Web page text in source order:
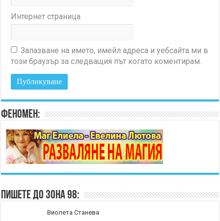
Интернет страница
Запазване на името, имейл адреса и уебсайта ми в
този браузър за следващия път когато коментирам.
Феномен:
Пишете до Зона 98:
Виолета Станева